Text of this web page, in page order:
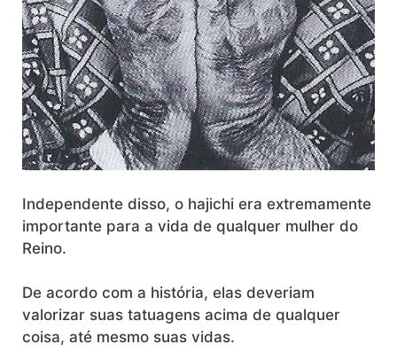
Independente disso, o hajichi era extremamente
importante para a vida de qualquer mulher do
Reino.
De acordo com a história, elas deveriam
valorizar suas tatuagens acima de qualquer
coisa, até mesmo suas vidas.